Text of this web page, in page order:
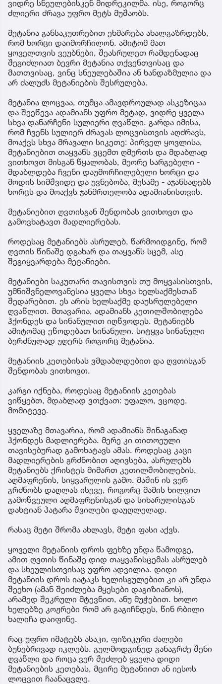
ვიდრე სნეულებისკენ მიდრეკილმა. ისე, როგორც
ძლიერი ძრავა უფრო მეტს მუშაობს.
მეტანია განსაკუთრებით ეხმარება ახალგაზრდებს,
რომ ხორცი დაიმორჩილონ. ამიტომ მათ
ყოველთვის ვეუბნები, შეასრულეთ რამდენადაც
შეგიძლიათ ბევრი მეტანია თქვენთვისაც და
მათთვისაც, ვინც სნეულებაშია ან ხანდაზმულია და
არ ძალუძს მეტანიების შესრულება.
მეტანია ლოცვაა, თუმცა ამავდროულად ასკეზიცაა
და შეეწევა ადამიანს უფრო მეტად, ვიდრე ყველა
სხვა დანარჩენი სულიერი ღვაწლი. გარდა იმისა,
რომ ჩვენს სულიერ ძრავას ლოცვისთვის აღძრავს,
მოაქვს სხვა მრავალი სიკეთე: პირველ ყოვლისა,
მეტანიებით თაყვანს ვცემთ ღმერთს და მდაბლად
ვითხოვთ მისგან წყალობას, მეორე სარგებელი -
მდაბლდება ჩვენი დაუმორჩილებელი ხორცი და
მოდის სიმშვიდე და უვნებობა, მესამე - აჯანსაღებს
ხორცს და მოაქვს ჯანმრთელობა ადამიანისთვის.
მეტანიებით ღვთისგან შენდობას ვითხოვთ და
გამოვხატავთ მადლიერებას.
როდესაც მეტანიებს ასრულებ, წარმოიდგინე, რომ
ღვთის წინაშე დგახარ და თაყვანს სცემ, ასე
შეგიყვარდება მეტანიები.
მეტანიები საკუთარი თავისთვის თუ მოყვასისთვის,
უმნიშვნელოვანესია ყველა სხვა ხელსაქმესთან
შედარებით. ეს არის ხელსაქმე დაუსრულებელი
ღვაწლით. მთავარია, ადამიანს კეთილშობილება
ჰქონდეს და სინანულით იღწვოდეს. მეტანიებს
ამიტომაც ეწოდებათ სინანული. სიტყვა სინანული
ბერძნულად ჟღერს როგორც მეტანია.
მეტანიის კეთებისას ვმდაბლდებით და ღვთისგან
შენდობას ვითხოვთ.
კარგი იქნება, როდესაც მეტანიის კეთებას
ვიწყებთ, მდაბლად ვთქვათ: უფალო, ვცოდე,
მომიტევე.
ყველაზე მთავარია, რომ ადამიანს შინაგანად
ჰქონდეს მადლიერება. მერე კი თითოეული
თავისებურად გამოხატავს ამას. როდესაც კაცი
მადლიერების გრძნობით აღივსება, ასრულებს
მეტანიებს ქრისტეს მიმართ კეთილშობილების,
აღმაფრენის, სიყვარულის გამო. მაშინ ის ვერ
გრძნობს დაღლას ისევე, როგორც მამის ხილვით
გამოწვეული აღმაფრენისგან და სიხარულისგან
დახტიან პატარა შვილები დაუღლელად.
რასაც მეტი შრომა ახლავს, მეტი ფასი აქვს.
ყოველი მეტანიის დროს ფეხზე უნდა წამოდგე,
ამით ღვთის წინაშე დიდ თაყვანისცემას ასრულებ
და სხეულისთვისაც უფრო ადვილია. დიდი
მეტანიის დროს იატაკს ხელისგულებით კი არ უნდა
შეეხო (ამან შეიძლება მყესები დაგიზიანოს),
არამედ შეკრული მტევნით, ანუ მუჭებით. ხოლო
ხელებზე კოჟრები რომ არ გაგიჩნდეს, წინ რბილი
ხალიჩა დაიფინე.
რაც უფრო იმატებს ასაკი, ფიზიკური ძალები
ბუნებრივად იკლებს. გულმოდგინედ განაგრძე შენი
ღვაწლი და როცა ვერ შეძლებ ყველა დიდი
მეტანიების კეთებას, მცირე მეტანიით ან იესოს
ლოცვით ჩაანაცვლე.